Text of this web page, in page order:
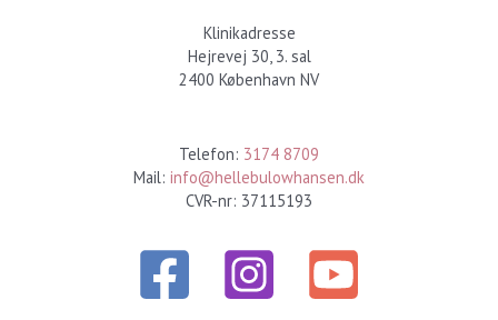
Klinikadresse
Hejrevej 30, 3. sal
2400 København NV
Telefon: 3174 8709
Mail: info@hellebulowhansen.dk
CVR-nr: 37115193